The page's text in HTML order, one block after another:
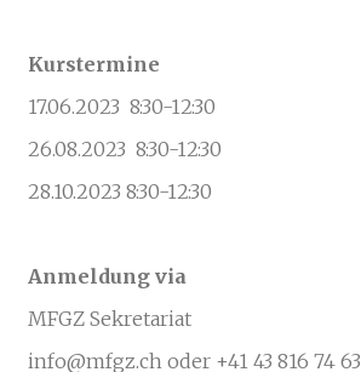
Kurstermine
17.06.2023 8:30-12:30
26.08.2023 8:30-12:30
28.10.2023 8:30-12:30
Anmeldung via
MFGZ Sekretariat
info@mfgz.ch oder +41 43 816 74 63